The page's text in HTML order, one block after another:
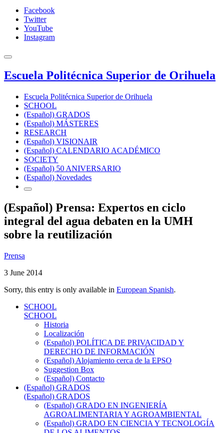
Facebook
Twitter
YouTube
Instagram
Escuela Politécnica Superior de Orihuela
Escuela Politécnica Superior de Orihuela
SCHOOL
(Español) GRADOS
(Español) MÁSTERES
RESEARCH
(Español) VISIONAIR
(Español) CALENDARIO ACADÉMICO
SOCIETY
(Español) 50 ANIVERSARIO
(Español) Novedades
(Español) Prensa: Expertos en ciclo
integral del agua debaten en la UMH
sobre la reutilización
Prensa
3 June 2014
Sorry, this entry is only available in European Spanish.
SCHOOL
SCHOOL
Historia
Localización
(Español) POLÍTICA DE PRIVACIDAD Y
DERECHO DE INFORMACIÓN
(Español) Alojamiento cerca de la EPSO
Suggestion Box
(Español) Contacto
(Español) GRADOS
(Español) GRADOS
(Español) GRADO EN INGENIERÍA
AGROALIMENTARIA Y AGROAMBIENTAL
(Español) GRADO EN CIENCIA Y TECNOLOGÍA